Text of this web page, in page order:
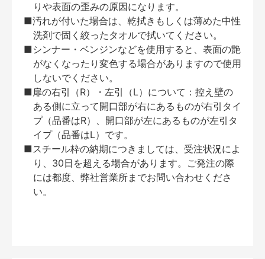
りや表面の歪みの原因になります。
■汚れが付いた場合は、乾拭きもしくは薄めた中性
洗剤で固く絞ったタオルで拭いてください。
■シンナー・ベンジンなどを使用すると、表面の艶
がなくなったり変色する場合がありますので使用
しないでください。
■扉の右引（R）・左引（L）について：控え壁の
ある側に立って開口部が右にあるものが右引タイ
プ（品番はR）、開口部が左にあるものが左引タ
イプ（品番はL）です。
■スチール枠の納期につきましては、受注状況によ
り、30日を超える場合があります。ご発注の際
には都度、弊社営業所までお問い合わせくださ
い。